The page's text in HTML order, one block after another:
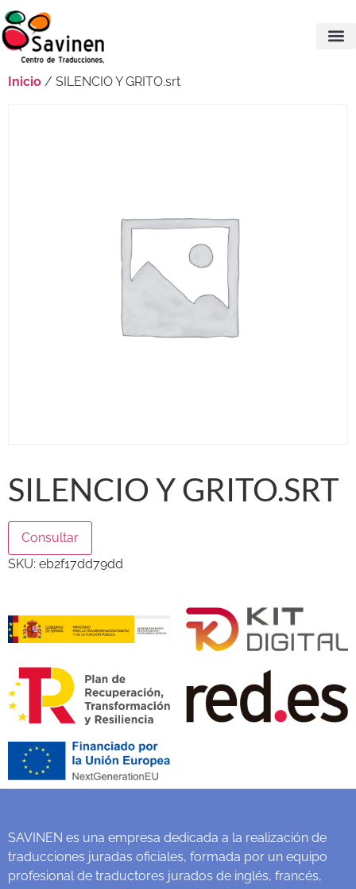
Inicio / SILENCIO Y GRITO.srt
SILENCIO Y GRITO.SRT
Consultar
SKU: eb2f17dd79dd
SAVINEN es una empresa dedicada a la realización de
traducciones juradas oficiales, formada por un equipo
profesional de traductores jurados de inglés, francés,